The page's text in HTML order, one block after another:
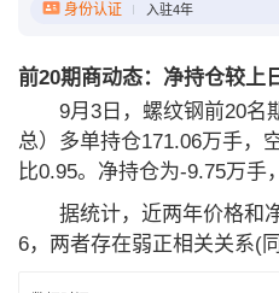
身份认证 入驻4年
前20期商动态：净持仓较上
9月3日，螺纹钢前20名
总）多单持仓171.06万手，
比0.95。净持仓为-9.75万手
据统计，近两年价格和净
6，两者存在弱正相关关系(同